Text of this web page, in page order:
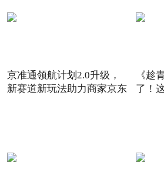
京准通领航计划2.0升级，
新赛道新玩法助力商家京东
《趁
了！